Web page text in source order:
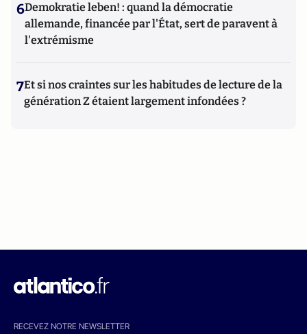
6Demokratie leben! : quand la démocratie
allemande, financée par l'État, sert de paravent à
l'extrémisme
7Et si nos craintes sur les habitudes de lecture de la
génération Z étaient largement infondées ?
RECEVEZ NOTRE NEWSLETTER